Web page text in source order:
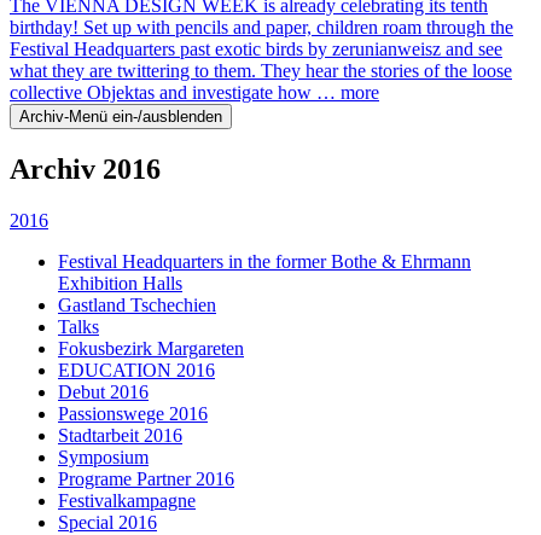
The VIENNA DESIGN WEEK is already celebrating its tenth
birthday! Set up with pencils and paper, children roam through the
Festival Headquarters past exotic birds by zerunianweisz and see
what they are twittering to them. They hear the stories of the loose
collective Objektas and investigate how … more
Archiv-Menü ein-/ausblenden
Archiv 2016
2016
Festival Headquarters in the former Bothe & Ehrmann
Exhibition Halls
Gastland Tschechien
Talks
Fokusbezirk Margareten
EDUCATION 2016
Debut 2016
Passionswege 2016
Stadtarbeit 2016
Symposium
Programe Partner 2016
Festivalkampagne
Special 2016